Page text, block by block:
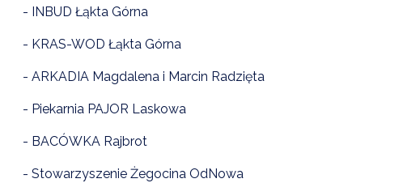
- INBUD Łąkta Górna
- KRAS-WOD Łąkta Górna
- ARKADIA Magdalena i Marcin Radzięta
- Piekarnia PAJOR Laskowa
- BACÓWKA Rajbrot
- Stowarzyszenie Żegocina OdNowa